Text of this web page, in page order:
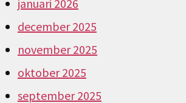
januari 2026
december 2025
november 2025
oktober 2025
september 2025